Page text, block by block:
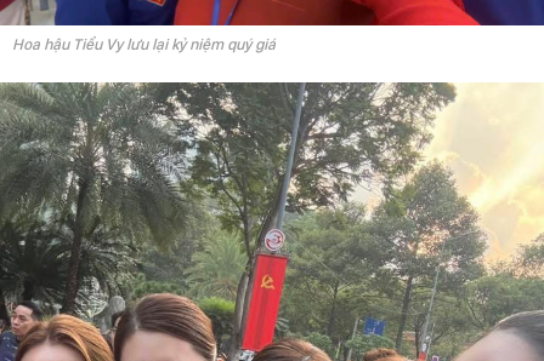
Hoa hậu Tiểu Vy lưu lại kỷ niệm quý giá